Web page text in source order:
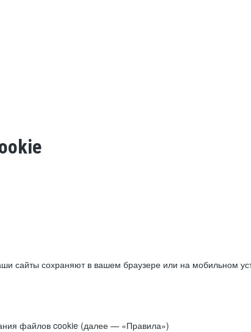
сохраняют в вашем браузере или на мобильном
файлов cookie (далее — «Правила»)